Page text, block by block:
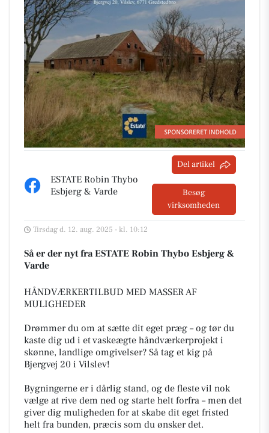
ESTATE Robin Thybo
Esbjerg & Varde
Del artikel
Besøg
virksomheden
Tirsdag d. 12. aug. 2025 - kl. 10:12
Så er der nyt fra ESTATE Robin Thybo Esbjerg &
Varde
HÅNDVÆRKERTILBUD MED MASSER AF
MULIGHEDER
Drømmer du om at sætte dit eget præg – og tør du
kaste dig ud i et vaskeægte håndværkerprojekt i
skønne, landlige omgivelser? Så tag et kig på
Bjergvej 20 i Vilslev!
Bygningerne er i dårlig stand, og de fleste vil nok
vælge at rive dem ned og starte helt forfra – men det
giver dig muligheden for at skabe dit eget fristed
helt fra bunden, præcis som du ønsker det.